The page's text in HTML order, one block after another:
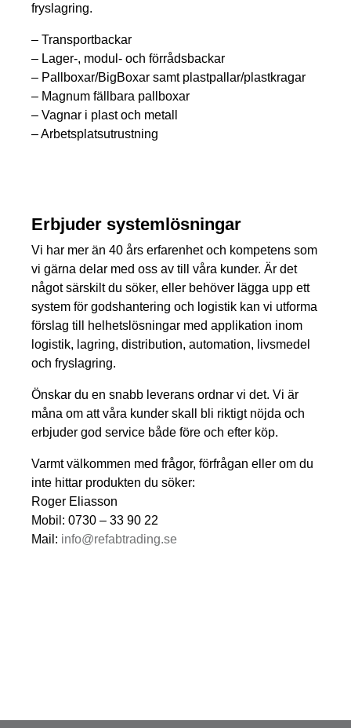
fryslagring.
– Transportbackar
– Lager-, modul- och förrådsbackar
– Pallboxar/BigBoxar samt plastpallar/plastkragar
– Magnum fällbara pallboxar
– Vagnar i plast och metall
– Arbetsplatsutrustning
Erbjuder systemlösningar
Vi har mer än 40 års erfarenhet och kompetens som
vi gärna delar med oss av till våra kunder. Är det
något särskilt du söker, eller behöver lägga upp ett
system för godshantering och logistik kan vi utforma
förslag till helhetslösningar med applikation inom
logistik, lagring, distribution, automation, livsmedel
och fryslagring.
Önskar du en snabb leverans ordnar vi det. Vi är
måna om att våra kunder skall bli riktigt nöjda och
erbjuder god service både före och efter köp.
Varmt välkommen med frågor, förfrågan eller om du
inte hittar produkten du söker:
Roger Eliasson
Mobil: 0730 – 33 90 22
Mail: info@refabtrading.se